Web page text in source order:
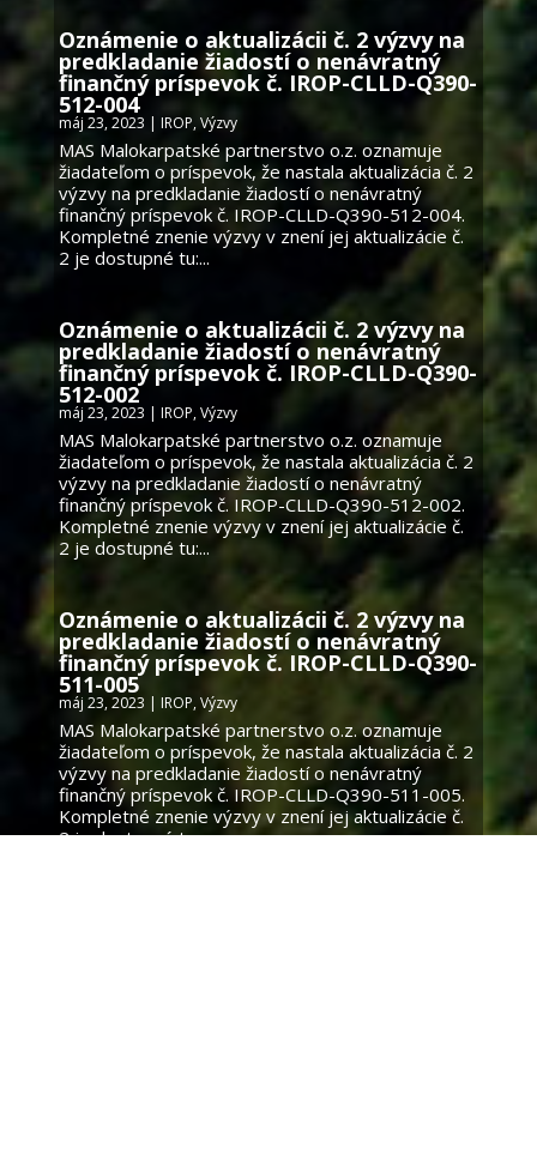
Oznámenie o aktualizácii č. 2 výzvy na
predkladanie žiadostí o nenávratný
finančný príspevok č. IROP-CLLD-Q390-
512-004
máj 23, 2023 | IROP,Výzvy
MAS Malokarpatské partnerstvo o.z. oznamuje
žiadateľom o príspevok, že nastala aktualizácia č. 2
výzvy na predkladanie žiadostí o nenávratný
finančný príspevok č. IROP-CLLD-Q390-512-004.
Kompletné znenie výzvy v znení jej aktualizácie č.
2 je dostupné tu:...
Oznámenie o aktualizácii č. 2 výzvy na
predkladanie žiadostí o nenávratný
finančný príspevok č. IROP-CLLD-Q390-
512-002
máj 23, 2023 |IROP,Výzvy
MAS Malokarpatské partnerstvo o.z. oznamuje
žiadateľom o príspevok, že nastala aktualizácia č. 2
výzvy na predkladanie žiadostí o nenávratný
finančný príspevok č. IROP-CLLD-Q390-512-002.
Kompletné znenie výzvy v znení jej aktualizácie č.
2 je dostupné tu:...
Oznámenie o aktualizácii č. 2 výzvy na
predkladanie žiadostí o nenávratný
finančný príspevok č. IROP-CLLD-Q390-
511-005
máj 23, 2023 |IROP,Výzvy
MAS Malokarpatské partnerstvo o.z. oznamuje
žiadateľom o príspevok, že nastala aktualizácia č. 2
výzvy na predkladanie žiadostí o nenávratný
finančný príspevok č. IROP-CLLD-Q390-511-005.
Kompletné znenie výzvy v znení jej aktualizácie č.
2 je dostupné tu:...